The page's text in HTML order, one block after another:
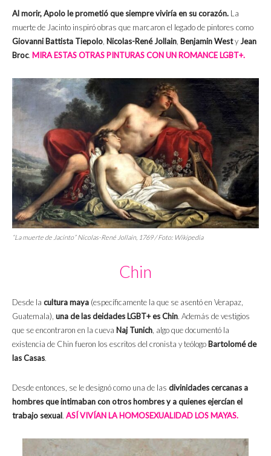
Al morir, Apolo le prometió que siempre viviría en su corazón. La
muerte de Jacinto inspiró obras que marcaron el legado de pintores como
Giovanni Battista Tiepolo, Nicolas-René Jollain, Benjamin WestyJean
Broc. MIRA ESTAS OTRAS PINTURAS CON UN ROMANCE LGBT+.
“La muerte de Jacinto” Nicolas-René Jollain, 1769 / Foto: Wikipedia
Chin
Desde la cultura maya (específicamente la que se asentó en Verapaz,
Guatemala), una de las deidades LGBT+ es Chin. Además de vestigios
que se encontraron en la cueva Naj Tunich , algo que documentó la
existencia de Chin fueron los escritos del cronista y teólogo Bartolomé de
las Casas.
Desde entonces, se le designó como una de las divinidades cercanas a
hombres que intimaban con otros hombres y a quienes ejercían el
trabajo sexual. ASÍ VIVÍAN LA HOMOSEXUALIDAD LOS MAYAS.